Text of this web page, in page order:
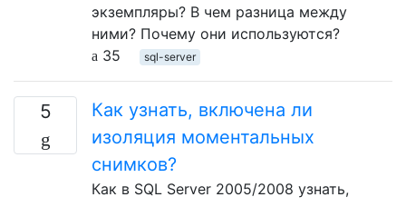
экземпляры? В чем разница между
ними? Почему они используются?
35
sql-server
5
Как узнать, включена ли
изоляция моментальных
снимков?
Как в SQL Server 2005/2008 узнать,